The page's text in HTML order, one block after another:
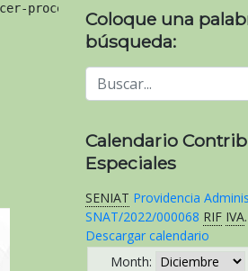
procesos-de-
Coloque una
búsqueda:
Calendario
Especiales
SENIAT Providencia
SNAT/2022/000068 RIF IVA.
Descargar calendario
Month: